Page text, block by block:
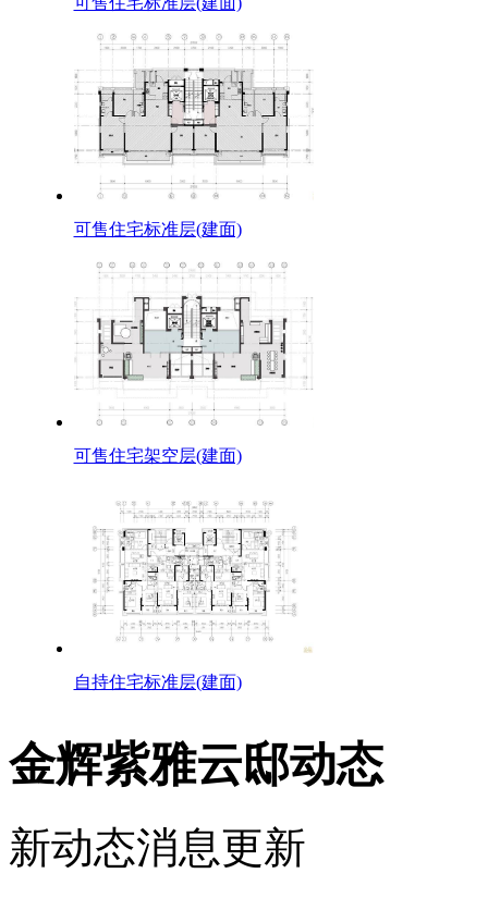
可售住宅标准层(建面)
可售住宅架空层(建面)
自持住宅标准层(建面)
金辉紫雅云邸动态
新动态消息更新